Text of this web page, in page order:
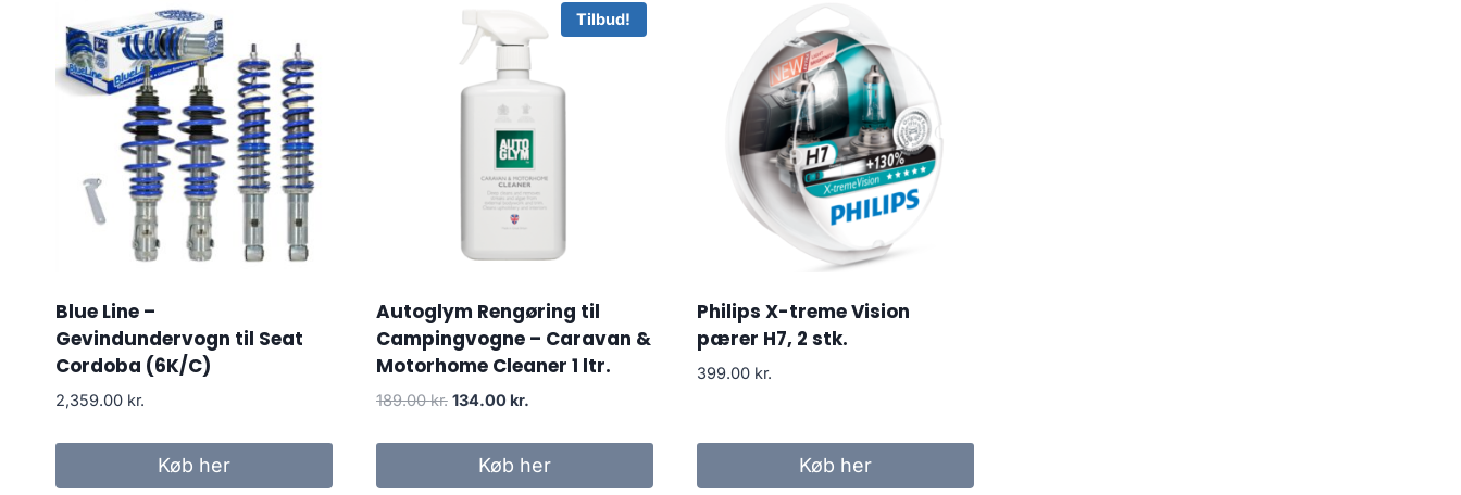
Blue Line –
Gevindundervogn til Seat
Cordoba (6K/C)
2,359.00 kr.
Køb her
Tilbud!
Autoglym Rengøring til
Campingvogne – Caravan &
Motorhome Cleaner 1 ltr.
189.00kr. Den
pris
134.00 kr.Den
pris
er:
Køb her
Philips X-treme Vision
pærer H7, 2 stk.
399.00 kr.
Køb her